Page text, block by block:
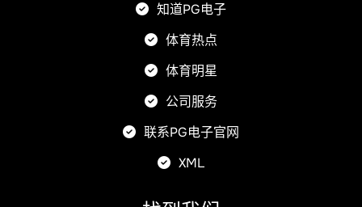
知道PG电子
体育热点
体育明星
公司服务
联系PG电子官网
XML